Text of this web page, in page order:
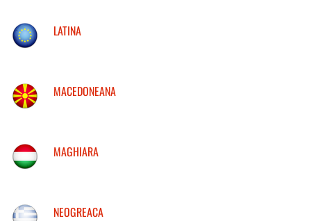
LATINA
MACEDONEANA
MAGHIARA
NEOGREACA